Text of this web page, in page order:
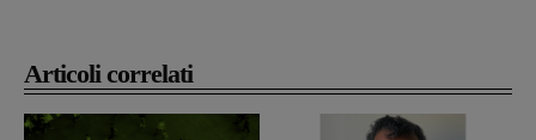
Articoli correlati